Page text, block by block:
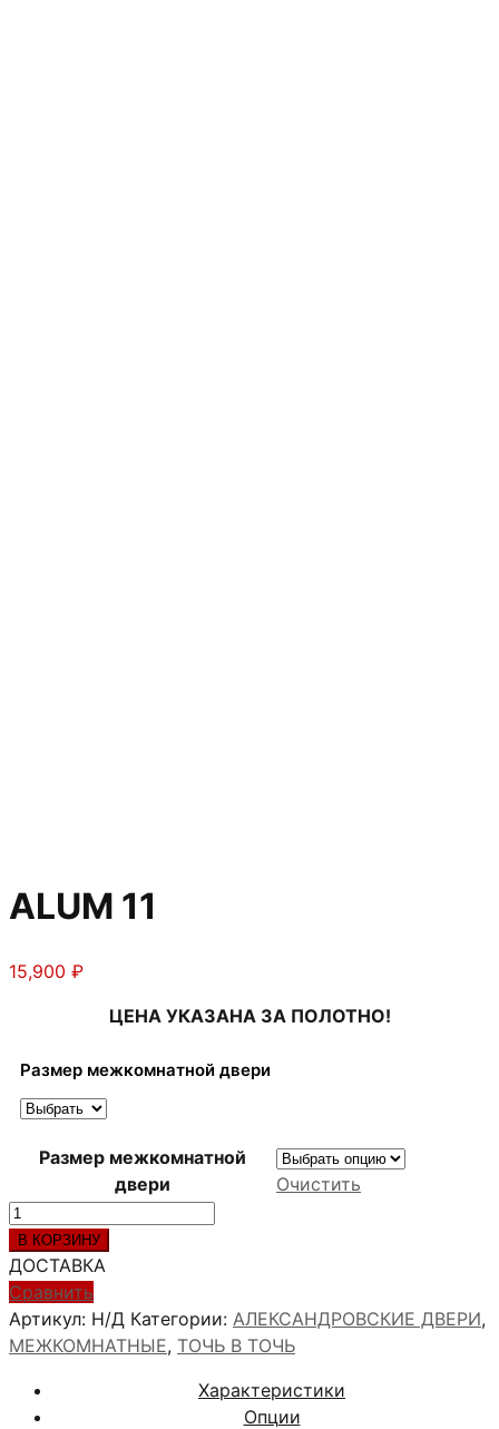
ALUM 11
15,900 ₽
ЦЕНА УКАЗАНА ЗА ПОЛОТНО!
Размер межкомнатной двери
Размер межкомнатной
двери
Очистить
Количество
товара
ALUM
11
В КОРЗИНУ
ДОСТАВКА
Сравнить
Артикул: Н/Д Категории: АЛЕКСАНДРОВСКИЕ ДВЕРИ,
МЕЖКОМНАТНЫЕ, ТОЧЬ В ТОЧЬ
Характеристики
Опции